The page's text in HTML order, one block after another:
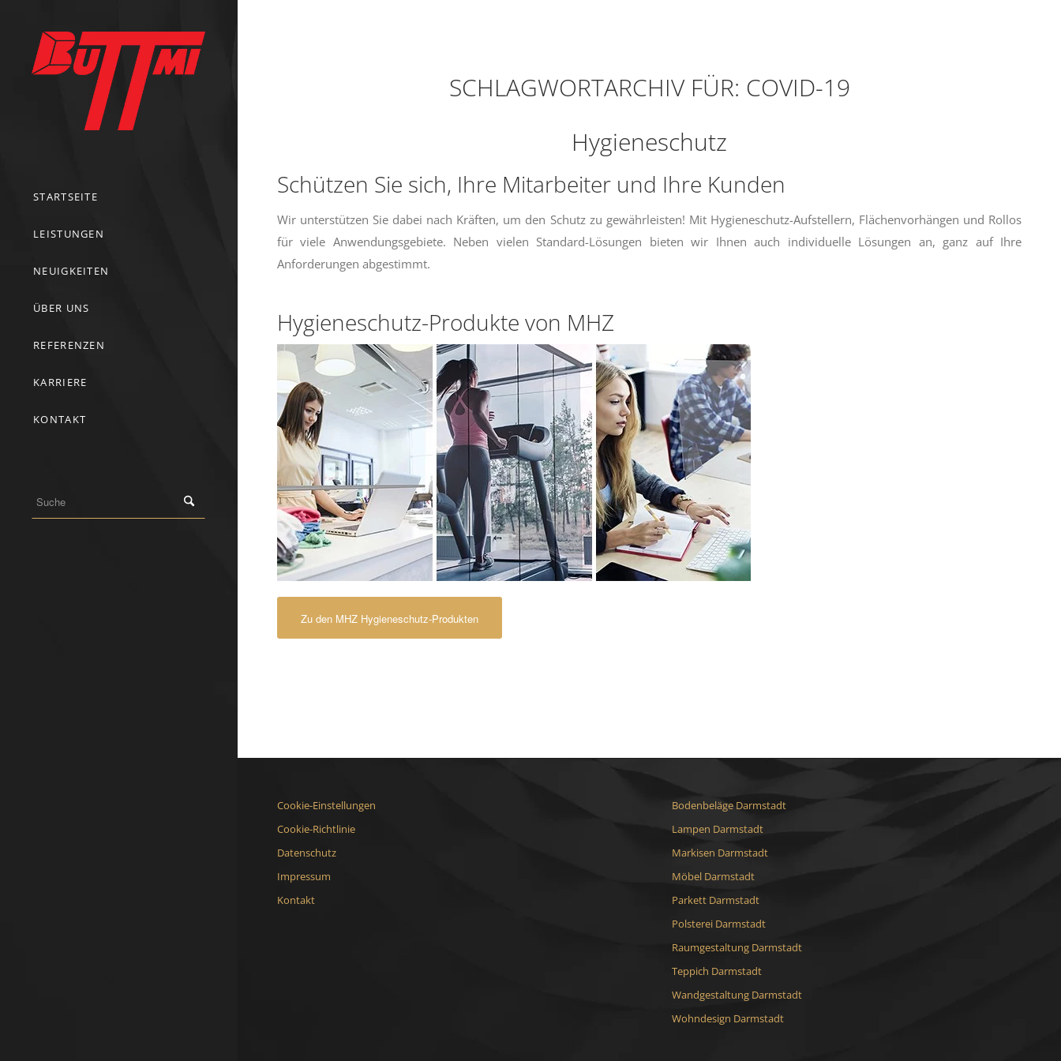
STARTSEITE
LEISTUNGEN
NEUIGKEITEN
ÜBER UNS
REFERENZEN
KARRIERE
KONTAKT
SCHLAGWORTARCHIV FÜR: COVID-19
Hygieneschutz
Schützen Sie sich, Ihre Mitarbeiter und Ihre Kunden
Wir unterstützen Sie dabei nach Kräften, um den Schutz zu gewährleisten! Mit Hygieneschutz-Aufstellern, Flächenvorhängen und Rollos
für viele Anwendungsgebiete. Neben vielen Standard-Lösungen bieten wir Ihnen auch individuelle Lösungen an, ganz auf Ihre
Anforderungen abgestimmt.
Hygieneschutz-Produkte von MHZ
Zu den MHZ Hygieneschutz-Produkten
Cookie-Einstellungen
Cookie-Richtlinie
Datenschutz
Impressum
Kontakt
Bodenbeläge Darmstadt
Lampen Darmstadt
Markisen Darmstadt
Möbel Darmstadt
Parkett Darmstadt
Polsterei Darmstadt
Raumgestaltung Darmstadt
Teppich Darmstadt
Wandgestaltung Darmstadt
Wohndesign Darmstadt